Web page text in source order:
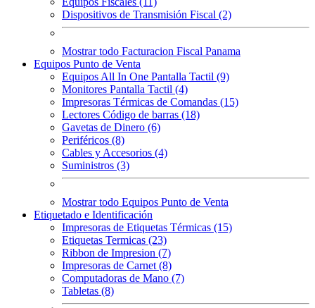
Dispositivos de Transmisión Fiscal (2)
Mostrar todo Facturacion Fiscal Panama
Equipos Punto de Venta
Equipos All In One Pantalla Tactil (9)
Monitores Pantalla Tactil (4)
Impresoras Térmicas de Comandas (15)
Lectores Código de barras (18)
Gavetas de Dinero (6)
Periféricos (8)
Cables y Accesorios (4)
Suministros (3)
Mostrar todo Equipos Punto de Venta
Etiquetado e Identificación
Impresoras de Etiquetas Térmicas (15)
Etiquetas Termicas (23)
Ribbon de Impresion (7)
Impresoras de Carnet (8)
Computadoras de Mano (7)
Tabletas (8)